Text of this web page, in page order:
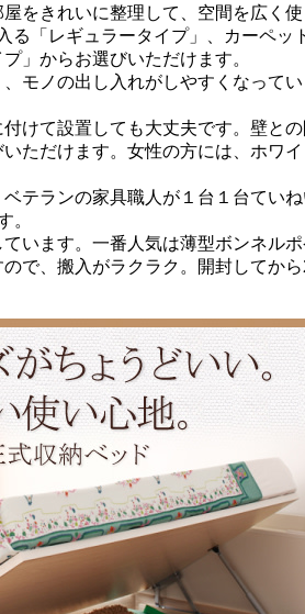
をきれいに整理して、空間を広く使
「レギュラータイプ」、カーペ
」からお選びいただけます。
モノの出し入れがしやすくなって
けて設置しても大丈夫です。壁と
ただけます。女性の方には、ホワ
テランの家具職人が１台１台てい
。
います。一番人気は薄型ボンネル
、搬入がラクラク。開封してから